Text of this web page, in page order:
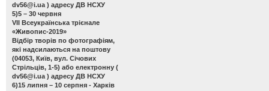
dv56@i.ua ) адресу ДВ НСХУ
5)5 – 30 червня
VІІ Всеукраїнська трієнале
«Живопис-2019»
Відбір творів по фотографіям,
які надсилаються на поштову
(04053, Київ, вул. Січових
Стрільців, 1-5) або електронну (
dv56@i.ua ) адресу ДВ НСХУ
6)15 липня – 10 серпня - Харків